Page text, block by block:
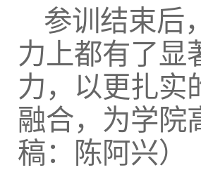
参训结束后
力上都有了显
力，以更扎实
融合，为学院
稿：陈阿兴）